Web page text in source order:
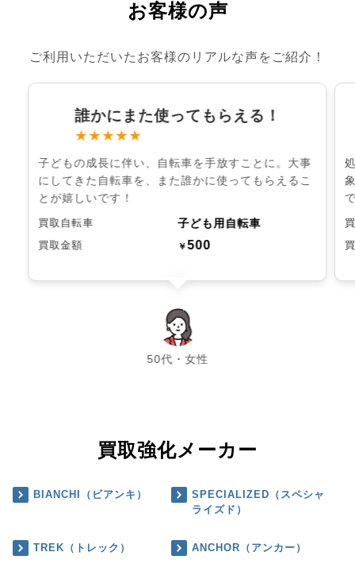
お客様の声
ご利用いただいたお客様のリアルな声をご紹介！
誰かにまた使ってもらえる！
★★★★★
子どもの成長に伴い、自転車を手放すことに。大事
にしてきた自転車を、また誰かに使ってもらえるこ
とが嬉しいです！
買取自転車 子ども用自転車
買取金額 ￥500
50代・女性
chevron_left chevron_right
買取強化メーカー
BIANCHI（ビアンキ）
SPECIALIZED（スペシャ
ライズド）
TREK（トレック） ANCHOR（アンカー）